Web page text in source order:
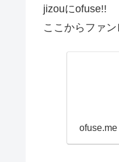
jizouにofuse!!
ここからファ
ofuse.me